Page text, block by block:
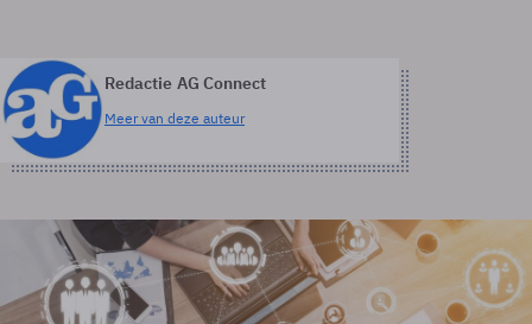
Redactie AG Connect
Meer van deze auteur